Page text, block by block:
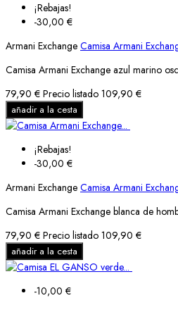
¡Rebajas!
-30,00 €
Armani Exchange Camisa Armani
Camisa Armani Exchange azul marino
79,90 € Precio listado 109,90 €
añadir a la cesta
¡Rebajas!
-30,00 €
Armani Exchange Camisa Armani
Camisa Armani Exchange blanca de
79,90 € Precio listado 109,90 €
añadir a la cesta
-10,00 €